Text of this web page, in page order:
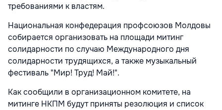
требованиями к властям.
Национальная конфедерация профсоюзов Молдовы
собирается организовать на площади митинг
солидарности по случаю Международного дня
солидарности трудящихся, а также музыкальный
фестиваль "Мир! Труд! Май!".
Как сообщили в организационном комитете, на
митинге НКПМ будут приняты резолюция и список